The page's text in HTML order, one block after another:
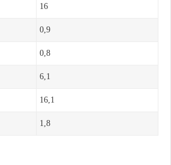
16
0,9
0,8
6,1
16,1
1,8